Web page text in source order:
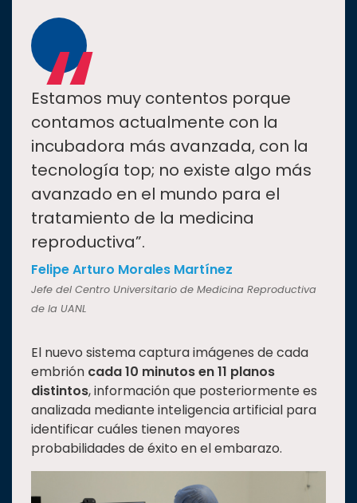
“
Estamos muy contentos porque
contamos actualmente con la
incubadora más avanzada, con la
tecnología top; no existe algo más
avanzado en el mundo para el
tratamiento de la medicina
reproductiva”.
Felipe Arturo Morales Martínez
Jefe del Centro Universitario de Medicina Reproductiva
de la UANL
El nuevo sistema captura imágenes de cada
embrión cada 10 minutos en 11 planos
distintos, información que posteriormente es
analizada mediante inteligencia artificial para
identificar cuáles tienen mayores
probabilidades de éxito en el embarazo.